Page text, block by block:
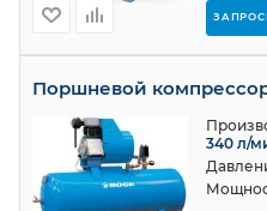
Поршневой компрессор
340 л/